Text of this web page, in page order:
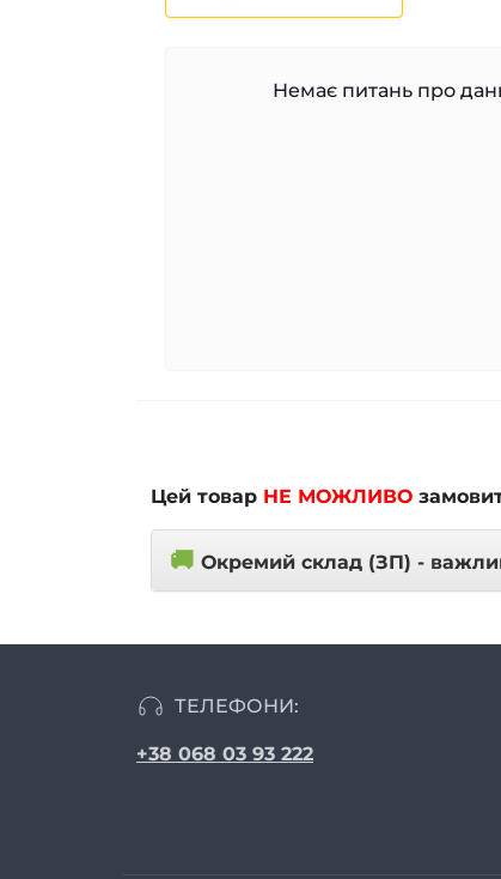
Немає питань про
Цей товар НЕ МОЖЛИВО
🚚 Окремий склад (ЗП) -
ТЕЛЕФОНИ:
+38 068 03 93 222